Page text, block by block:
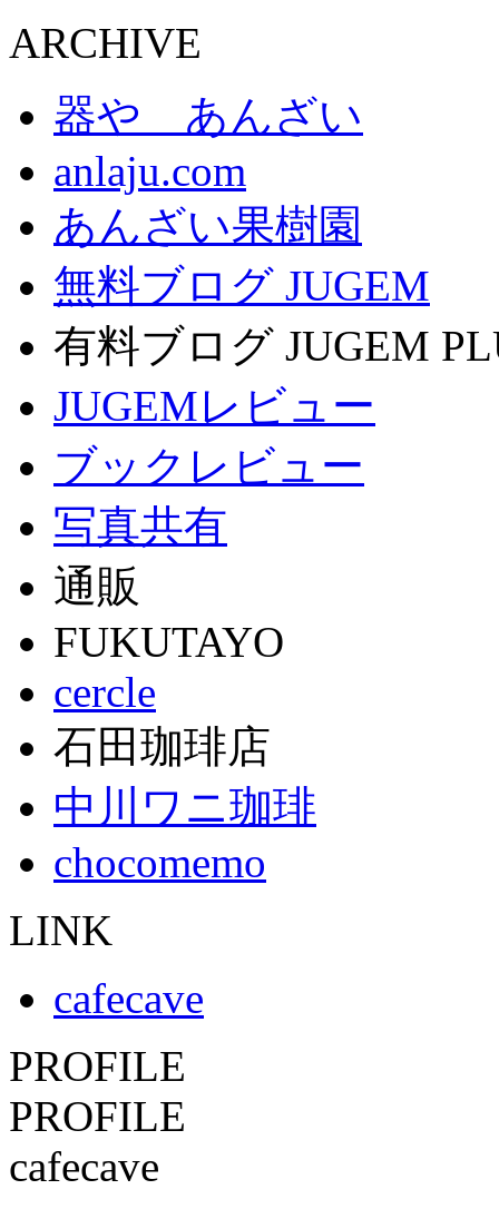
ARCHIVE
器や あんざい
anlaju.com
あんざい果樹園
無料ブログ JUGEM
有料ブログ JUGEM
JUGEMレビュー
ブックレビュー
写真共有
通販
FUKUTAYO
cercle
石田珈琲店
中川ワニ珈琲
chocomemo
LINK
cafecave
PROFILE
PROFILE
cafecave